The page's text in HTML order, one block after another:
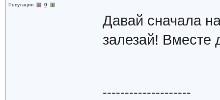
Репутация: 0
Давай сначала
залезай! Вместе
--------------------